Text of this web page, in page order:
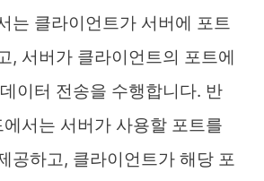
는 클라이언트가 서버에 포트
, 서버가 클라이언트의 포트에
이터 전송을 수행합니다. 반
서는 서버가 사용할 포트를
공하고, 클라이언트가 해당 포